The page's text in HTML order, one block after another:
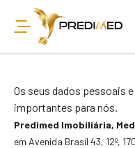
Os seus dados pessoais
importantes para nós.
Predimed Imobiliária,
em Avenida Brasil 43, 12º,